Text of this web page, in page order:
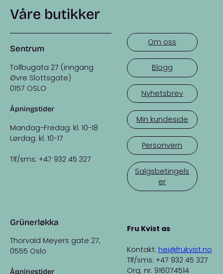
Våre butikker
Sentrum
Tollbugata 27 (inngang
Øvre Slottsgate)
0157 OSLO
Åpningstider
Mandag-Fredag: kl. 10-18
Lørdag: kl. 10-17
Tlf/sms: +47 932 45 327
Grünerløkka
Thorvald Meyers gate 27,
0555 Oslo
Åpningstider
Om oss
Blogg
Nyhetsbrev
Min kundeside
Personvern
Salgsbetingels
er
Fru Kvist as
Kontakt: hei@frukvist.no
Tlf/sms: +47 932 45 327
Org. nr. 916074514